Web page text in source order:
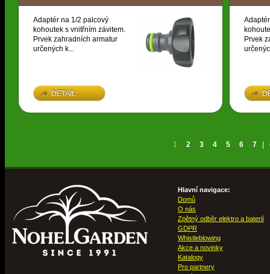
Adaptér na 1/2 palcový
kohoutek s vnitřním závitem.
Prvek zahradních armatur
určených k...
DETAIL
Prvek
1 2 3 4 5 6 7
Hlavní navigace:
Domů
O nás
Zpětný odběr elektro a baterií
GDPR
Whistleblowing
Akce a novinky
Katalogy
Pro partnery